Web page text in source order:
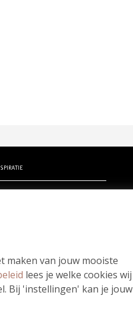
gestelde vragen
maken van jouw mooiste
lees je welke cookies wij
Bij 'instellingen' kan je jouw